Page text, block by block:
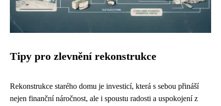
Tipy pro zlevnění rekonstrukce
Rekonstrukce starého domu je investicí, která s sebou přináší
nejen finanční náročnost, ale i spoustu radosti a uspokojení z